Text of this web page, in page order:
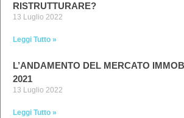
RISTRUTTURARE?
13 Luglio 2022
Leggi Tutto »
L’ANDAMENTO DEL MERCATO
2021
13 Luglio 2022
Leggi Tutto »